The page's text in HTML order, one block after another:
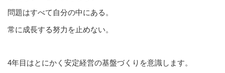
問題はすべて自分の中にある。
常に成長する努力を止めない。
4年目はとにかく安定経営の基盤づくりを意識します。